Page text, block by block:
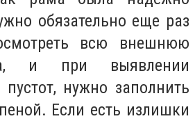
обязательно еще раз
всю внешнюю
и при выявлении
нужно заполнить
Если есть излишки